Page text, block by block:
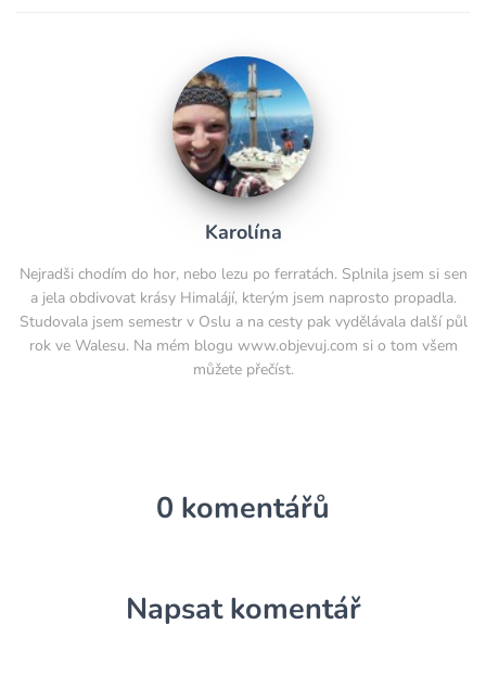
Karolína
Nejradši chodím do hor, nebo lezu po ferratách. Splnila jsem si sen
a jela obdivovat krásy Himalájí, kterým jsem naprosto propadla.
Studovala jsem semestr v Oslu a na cesty pak vydělávala další půl
rok ve Walesu. Na mém blogu www.objevuj.com si o tom všem
můžete přečíst.
0 komentářů
Napsat komentář